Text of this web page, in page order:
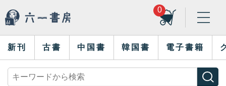
0
新刊 古書 中国書 韓国書 電子書籍